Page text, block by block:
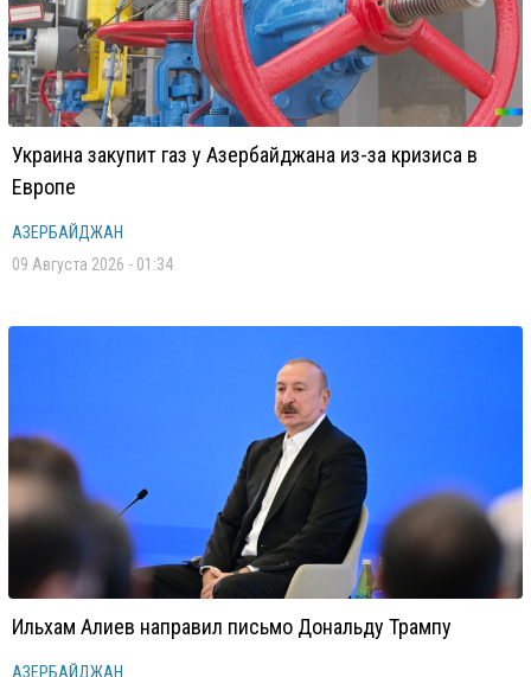
Украина закупит газ у Азербайджана из-за кризиса в
Европе
АЗЕРБАЙДЖАН
09 Августа 2026 - 01:34
Ильхам Алиев направил письмо Дональду Трампу
АЗЕРБАЙДЖАН